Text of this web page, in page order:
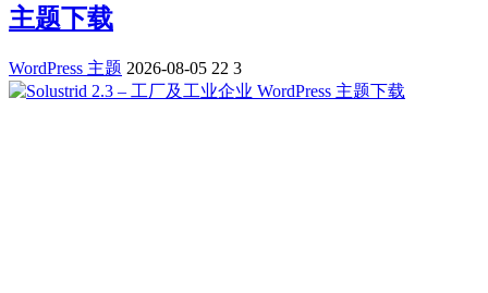
主题下载
WordPress 主题 2026-08-05 22 3